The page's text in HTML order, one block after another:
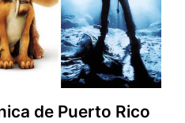
de Puerto Rico